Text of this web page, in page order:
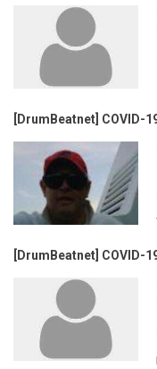
[DrumBeatnet] COVID-
[DrumBeatnet] COVID-